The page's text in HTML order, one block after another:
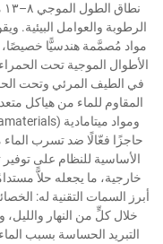
الرطوبة والعوامل البيئية.
مواد مُصمَّمة هندسيًّا خصيصًا،
الأطوال الموجية تحت
في الطيف المرئي وتحت
المقاوم للماء من هياكل
حاجزًا فعّالًا ضد تسرب الماء
الأساسية للنظام على
خارجية، ما يجعله حلاًّ
أبرز السمات التقنية له:
خلال كلٍّ من النهار والليل،
التبريد الحساسة بسبب